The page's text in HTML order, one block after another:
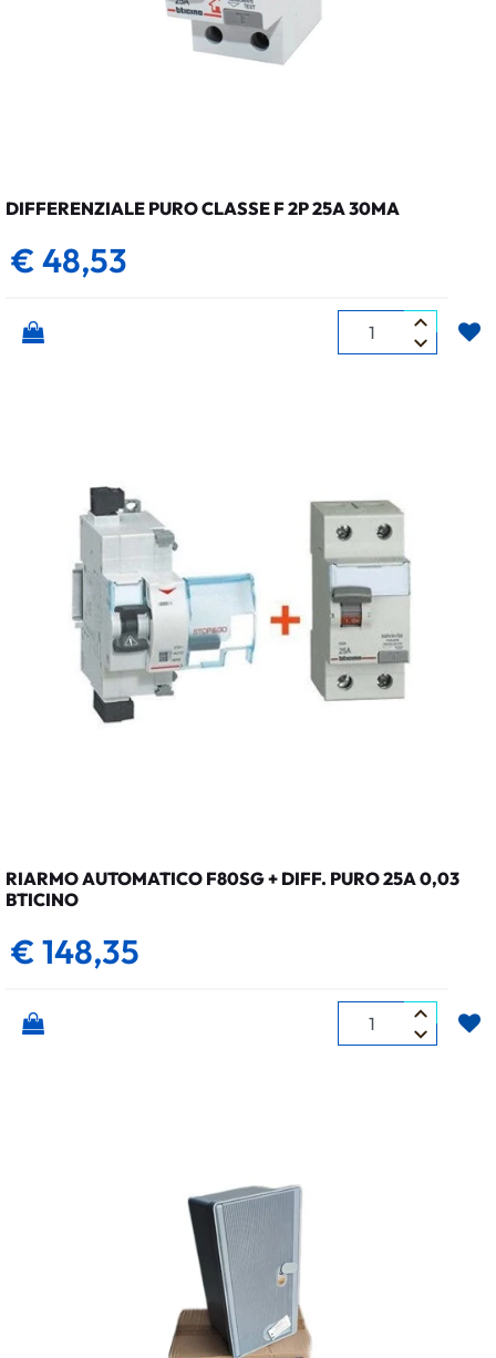
DIFFERENZIALE PURO CLASSE F 2P 25A 30MA
€ 48,53
Quantità
RIARMO AUTOMATICO F80SG + DIFF. PURO 25A 0,03
BTICINO
€ 148,35
Quantità